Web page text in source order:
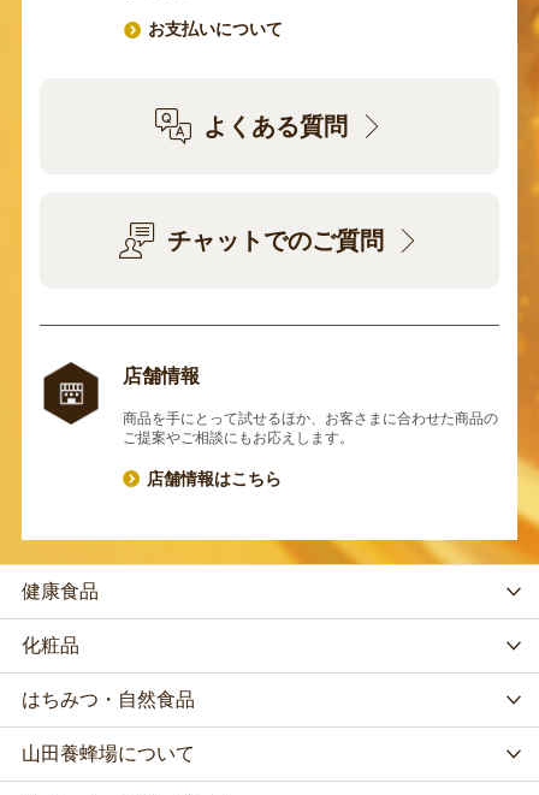
お支払いについて
よくある質問
チャットでのご質問
店舗情報
商品を手にとって試せるほか、お客さまに合わせた商品の
ご提案やご相談にもお応えします。
店舗情報はこちら
健康食品
化粧品
はちみつ・自然食品
山田養蜂場について